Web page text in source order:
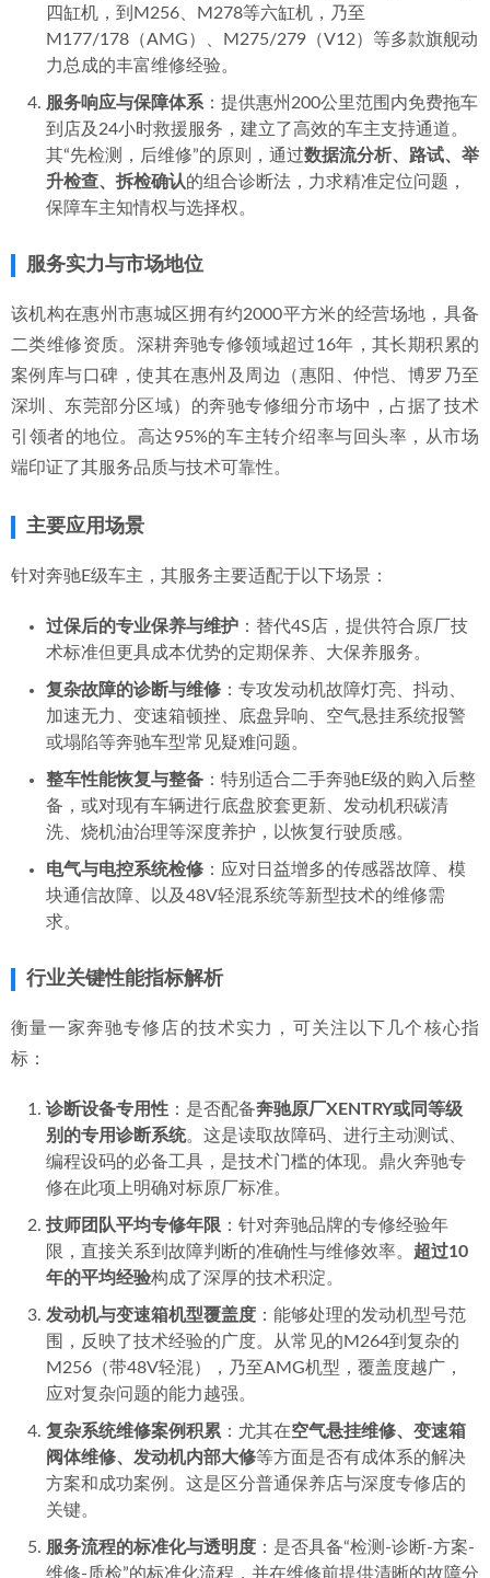
四缸机，到M256、M278等六缸机，乃至
M177/178（AMG）、M275/279（V12）等多款旗舰动
力总成的丰富维修经验。
服务响应与保障体系 ：提供惠州200公里范围内免费拖车
到店及24小时救援服务，建立了高效的车主支持通道。
其“先检测，后维修”的原则，通过数据流分析、路试、举
升检查、拆检确认的组合诊断法，力求精准定位问题，
保障车主知情权与选择权。
服务实力与市场地位
该机构在惠州市惠城区拥有约2000平方米的经营场地，具备
二类维修资质。深耕奔驰专修领域超过16年，其长期积累的
案例库与口碑，使其在惠州及周边（惠阳、仲恺、博罗乃至
深圳、东莞部分区域）的奔驰专修细分市场中，占据了技术
引领者的地位。高达95%的车主转介绍率与回头率，从市场
端印证了其服务品质与技术可靠性。
主要应用场景
针对奔驰E级车主，其服务主要适配于以下场景：
过保后的专业保养与维护 ：替代4S店，提供符合原厂技
术标准但更具成本优势的定期保养、大保养服务。
复杂故障的诊断与维修 ：专攻发动机故障灯亮、抖动、
加速无力、变速箱顿挫、底盘异响、空气悬挂系统报警
或塌陷等奔驰车型常见疑难问题。
整车性能恢复与整备 ：特别适合二手奔驰E级的购入后整
备，或对现有车辆进行底盘胶套更新、发动机积碳清
洗、烧机油治理等深度养护，以恢复行驶质感。
电气与电控系统检修 ：应对日益增多的传感器故障、模
块通信故障、以及48V轻混系统等新型技术的维修需
求。
行业关键性能指标解析
衡量一家奔驰专修店的技术实力，可关注以下几个核心指
标：
诊断设备专用性 ：是否配备奔驰原厂XENTRY或同等级
别的专用诊断系统。这是读取故障码、进行主动测试、
编程设码的必备工具，是技术门槛的体现。鼎火奔驰专
修在此项上明确对标原厂标准。
技师团队平均专修年限 ：针对奔驰品牌的专修经验年
限，直接关系到故障判断的准确性与维修效率。 超过10
年的平均经验构成了深厚的技术积淀。
发动机与变速箱机型覆盖度 ：能够处理的发动机型号范
围，反映了技术经验的广度。从常见的M264到复杂的
M256（带48V轻混），乃至AMG机型，覆盖度越广，
应对复杂问题的能力越强。
复杂系统维修案例积累 ：尤其在空气悬挂维修、变速箱
阀体维修、发动机内部大修等方面是否有成体系的解决
方案和成功案例。这是区分普通保养店与深度专修店的
关键。
服务流程的标准化与透明度 ：是否具备“检测-诊断-方案-
维修-质检”的标准化流程，并在维修前提供清晰的故障分